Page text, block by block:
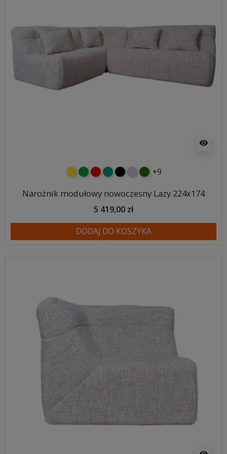
visibility
żółtyzielonyczerwony
turkusowy
czarnyjasnoszary
butelkowa zieleń
+9
Narożnik modułowy nowoczesny Lazy 224x174
5 419,00 zł
DODAJ DO KOSZYKA